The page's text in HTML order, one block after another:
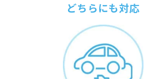
どちらにも対応